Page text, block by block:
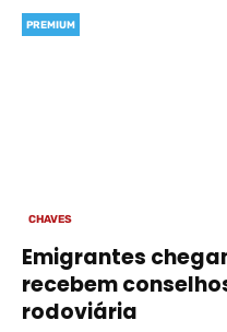
CHAVES
PREMIUM
Emigrantes
recebem
rodoviária